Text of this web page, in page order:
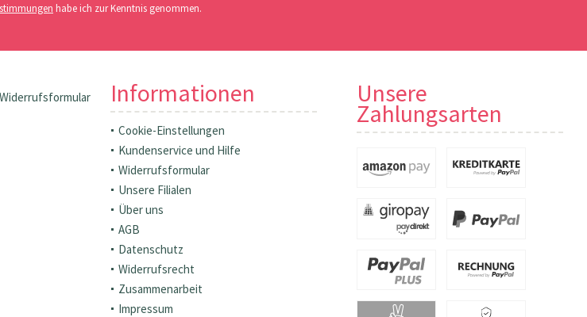
habe ich zur Kenntnis genommen.
Widerrufsformular Informationen
Cookie-Einstellungen
Kundenservice und Hilfe
Widerrufsformular
Unsere Filialen
Über uns
AGB
Datenschutz
Widerrufsrecht
Zusammenarbeit
Impressum
Unsere
Zahlungsarten